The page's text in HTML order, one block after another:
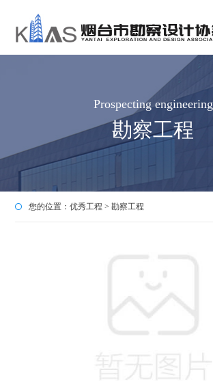
Prospecting engineering
勘察工程
您的位置：优秀工程 >勘察工程